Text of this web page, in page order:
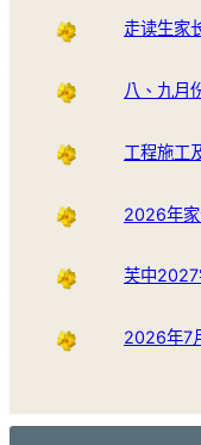
走读生家
八、九月
工程施工
2026年
芙中2027
2026年7